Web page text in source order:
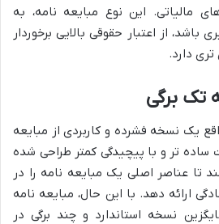
مالیاتی. این نوع مبایعه نامه، به
از اعتبار حقوقی بالایی برخوردار
دارد.
تک برگی
یک نسخه فشرده و کاربردی از مبایعه
ساده تر و با پیچیدگی کمتر طراحی شده
تا عناصر اصلی یک مبایعه نامه را در
ارائه دهد. با این حال، مبایعه نامه
نسخه استاندارد و چند برگی در